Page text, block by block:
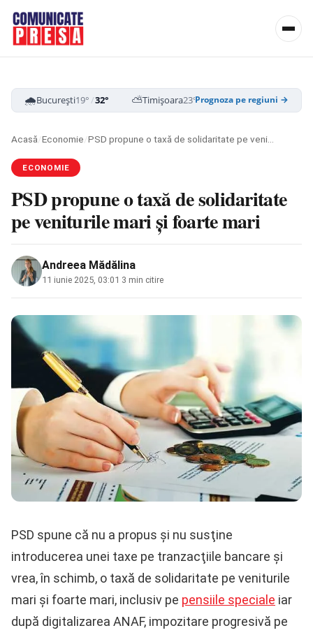
🌧️București19°/32° ⛅Timișoara23°/34° ☁️Cluj-Napoca
Prognoza pe regiuni →
Acasă/Economie/
ECONOMIE
PSD propune o taxă de solidaritate
pe veniturile mari şi foarte mari
Andreea Mădălina
11 iunie 2025, 03:01 3 min citire
PSD spune că nu a propus şi nu susţine
introducerea unei taxe pe tranzacţiile bancare şi
vrea, în schimb, o taxă de solidaritate pe veniturile
mari şi foarte mari, inclusiv pe pensiile speciale iar
după digitalizarea ANAF, impozitare progresivă pe